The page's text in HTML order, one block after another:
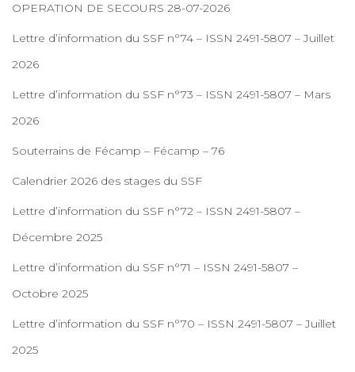
OPERATION DE SECOURS 28-07-2026
Lettre d’information du SSF n°74 – ISSN 2491-5807 – Juillet
2026
Lettre d’information du SSF n°73 – ISSN 2491-5807 – Mars
2026
Souterrains de Fécamp – Fécamp – 76
Calendrier 2026 des stages du SSF
Lettre d’information du SSF n°72 – ISSN 2491-5807 –
Décembre 2025
Lettre d’information du SSF n°71 – ISSN 2491-5807 –
Octobre 2025
Lettre d’information du SSF n°70 – ISSN 2491-5807 – Juillet
2025